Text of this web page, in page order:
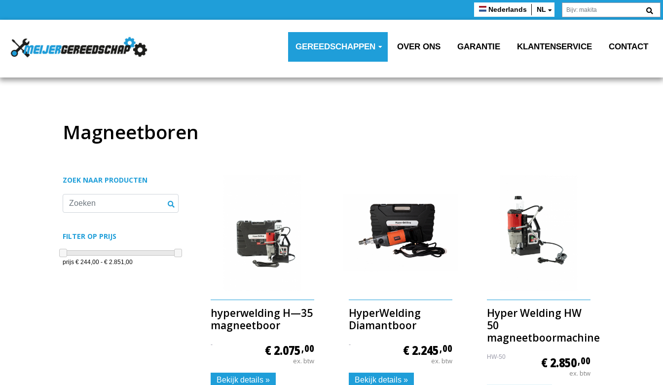
Nederlands NL
GEREEDSCHAPPEN OVER ONS GARANTIE KLANTENSERVICE CONTACT
Magneetboren
ZOEK NAAR PRODUCTEN
FILTER OP PRIJS
prijs € 244,00 - € 2.851,00
hyperwelding H—35
magneetboor
- € 2.075,00
ex. btw
Bekijk details »
HyperWelding
Diamantboor
- € 2.245,00
ex. btw
Bekijk details »
Hyper Welding HW
50
magneetboormachine
HW-50 € 2.850,00
ex. btw